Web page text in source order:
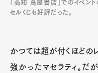
「高知 蔦屋書店」でのイベン
セルくじも好評だった。
かつては超が付くほどの
強かったマセラティ。だ